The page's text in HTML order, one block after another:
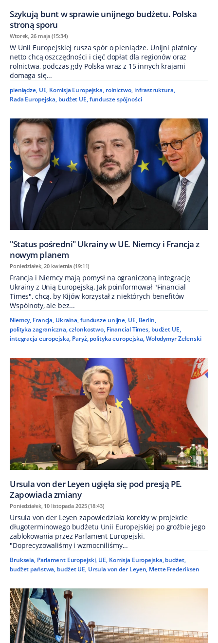
Szykują bunt w sprawie unijnego budżetu. Polska
stroną sporu
Wtorek, 26 maja (15:34)
W Unii Europejskiej rusza spór o pieniądze. Unijni płatnicy
netto chcą oszczędności i cięć dopłat dla regionów oraz
rolnictwa, podczas gdy Polska wraz z 15 innych krajami
domaga się...
pieniądze, UE, Komisja Europejska, rolnictwo, infrastruktura,
Rada Europejska, budżet UE,fundusze spójności
"Status pośredni" Ukrainy w UE. Niemcy i Francja z
nowym planem
Poniedziałek, 20 kwietnia (19:11)
Francja i Niemcy mają pomysł na ograniczoną integrację
Ukrainy z Unią Europejską. Jak poinformował "Financial
Times", chcą, by Kijów korzystał z niektórych benefitów
Wspólnoty, ale bez...
Niemcy, Francja, Ukraina,fundusze unijne, UE, Berlin,
polityka zagraniczna,członkostwo, Financial Times, budżet UE,
integracja europejska, Paryż, polityka europejska,Wołodymyr Zełenski
Ursula von der Leyen ugięła się pod presją PE.
Zapowiada zmiany
Poniedziałek, 10 listopada 2025 (18:43)
Ursula von der Leyen zapowiedziała korekty w projekcie
długoterminowego budżetu Unii Europejskiej po groźbie jego
zablokowania przez Parlament Europejski.
"Doprecyzowaliśmy i wzmocniliśmy...
Bruksela, Parlament Europejski, UE, Komisja Europejska, budżet,
budżet państwa, budżet UE, Ursula von der Leyen, Mette Frederiksen